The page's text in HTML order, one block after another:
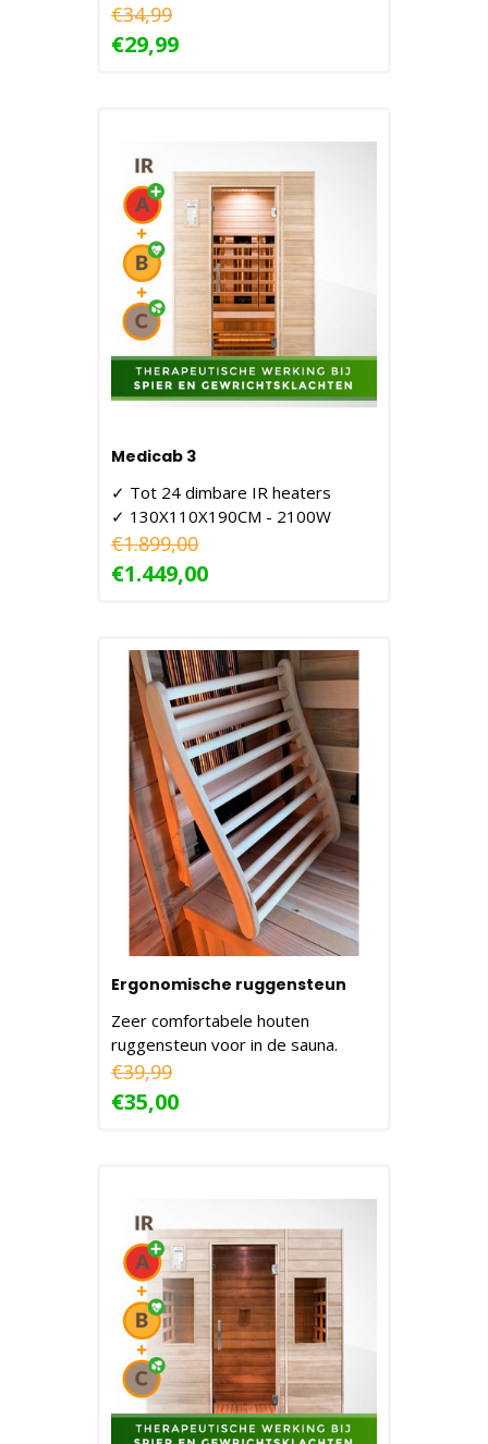
€34,99
€29,99
Medicab 3
✓ Tot 24 dimbare IR heaters
✓ 130X110X190CM - 2100W
€1.899,00
€1.449,00
Ergonomische ruggensteun
Zeer comfortabele houten
ruggensteun voor in de sauna.
€39,99
€35,00